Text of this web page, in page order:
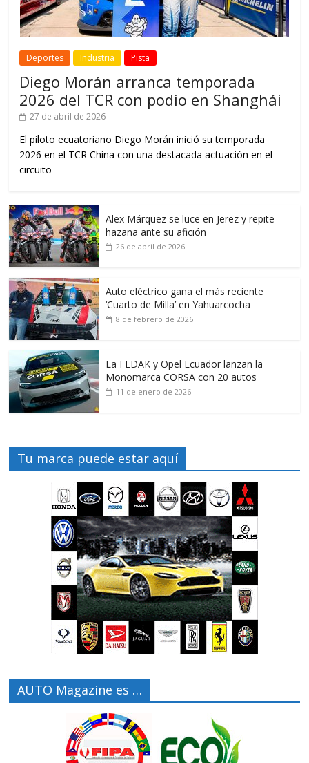
Deportes Industria Pista
Diego Morán arranca temporada
2026 del TCR con podio en Shanghái
27 de abril de 2026
El piloto ecuatoriano Diego Morán inició su temporada
2026 en el TCR China con una destacada actuación en el
circuito
Alex Márquez se luce en Jerez y repite
hazaña ante su afición
26 de abril de 2026
Auto eléctrico gana el más reciente
‘Cuarto de Milla’ en Yahuarcocha
8 de febrero de 2026
La FEDAK y Opel Ecuador lanzan la
Monomarca CORSA con 20 autos
11 de enero de 2026
Tu marca puede estar aquí
AUTO Magazine es …